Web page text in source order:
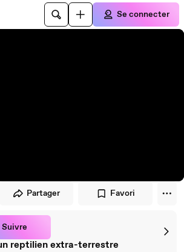
Se connecter
Partager Favori
Suivre
reptilien extra-terrestre